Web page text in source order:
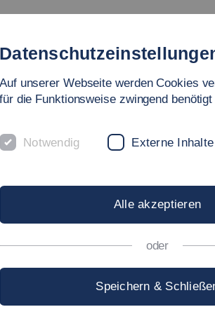
DR.-ING.
Philipp.Bulling[at]hs-esslingen.de
Auf unserer Webseite werden Cookies
für die Funktionsweise zwingend benötigt
Notwendig Externe Inhalte
Alle akzeptieren
oder
Speichern &